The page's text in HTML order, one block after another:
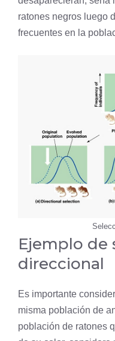
ratones negros luego
frecuentes en la
Ejemplo de
direccional
Es importante
misma población de
población de ratones